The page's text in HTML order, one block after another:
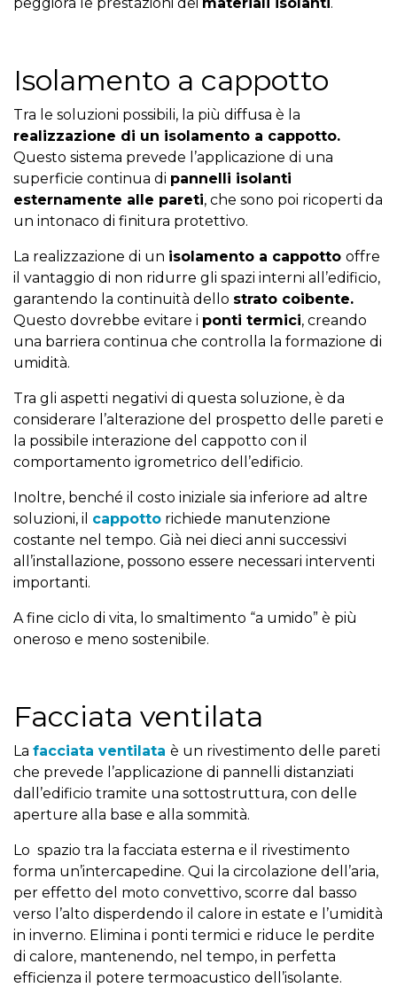
Isolamento a cappotto
Tra le soluzioni possibili, la più diffusa è la
realizzazione di un isolamento a cappotto.
Questo sistema prevede l’applicazione di una
superficie continua di pannelli isolanti
esternamente alle pareti, che sono poi ricoperti da
un intonaco di finitura protettivo.
La realizzazione di un isolamento a cappotto offre
il vantaggio di non ridurre gli spazi interni all’edificio,
garantendo la continuità dello strato coibente.
Questo dovrebbe evitare i ponti termici, creando
una barriera continua che controlla la formazione di
umidità.
Tra gli aspetti negativi di questa soluzione, è da
considerare l’alterazione del prospetto delle pareti e
la possibile interazione del cappotto con il
comportamento igrometrico dell’edificio.
Inoltre, benché il costo iniziale sia inferiore ad altre
soluzioni, il cappotto richiede manutenzione
costante nel tempo. Già nei dieci anni successivi
all’installazione, possono essere necessari interventi
importanti.
A fine ciclo di vita, lo smaltimento “a umido” è più
oneroso e meno sostenibile.
Facciata ventilata
La facciata ventilata è un rivestimento delle pareti
che prevede l’applicazione di pannelli distanziati
dall’edificio tramite una sottostruttura, con delle
aperture alla base e alla sommità.
Lo spazio tra la facciata esterna e il rivestimento
forma un’intercapedine. Qui la circolazione dell’aria,
per effetto del moto convettivo, scorre dal basso
verso l’alto disperdendo il calore in estate e l’umidità
in inverno. Elimina i ponti termici e riduce le perdite
di calore, mantenendo, nel tempo, in perfetta
efficienza il potere termoacustico dell’isolante.